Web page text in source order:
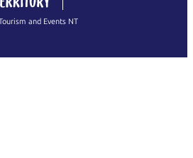
繁體中文
and Events NT